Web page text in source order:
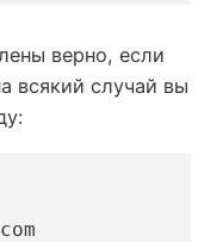
верно, если
всякий случай вы